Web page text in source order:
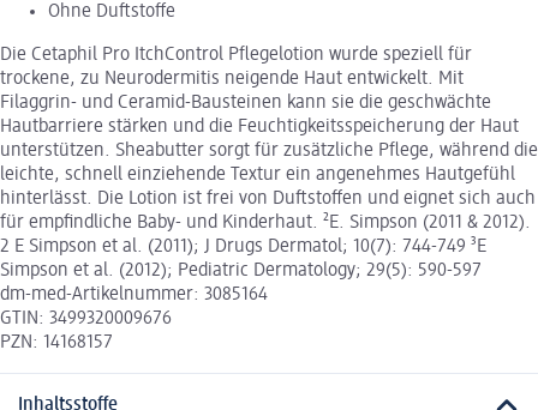
Ohne Duftstoffe
Die Cetaphil Pro ItchControl Pflegelotion wurde speziell für
trockene, zu Neurodermitis neigende Haut entwickelt. Mit
Filaggrin- und Ceramid-Bausteinen kann sie die geschwächte
Hautbarriere stärken und die Feuchtigkeitsspeicherung der Haut
unterstützen. Sheabutter sorgt für zusätzliche Pflege, während die
leichte, schnell einziehende Textur ein angenehmes Hautgefühl
hinterlässt. Die Lotion ist frei von Duftstoffen und eignet sich auch
für empfindliche Baby- und Kinderhaut. ²E. Simpson (2011 & 2012).
2 E Simpson et al. (2011); J Drugs Dermatol; 10(7): 744-749 ³E
Simpson et al. (2012); Pediatric Dermatology; 29(5): 590-597
dm-med-Artikelnummer: 3085164
GTIN: 3499320009676
PZN: 14168157
Inhaltsstoffe